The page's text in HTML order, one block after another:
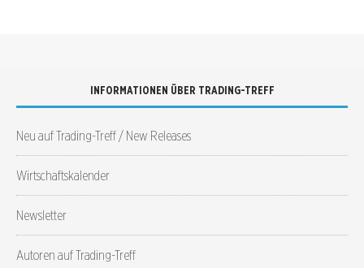
INFORMATIONEN ÜBER TRADING-TREFF
Neu auf Trading-Treff / New Releases
Wirtschaftskalender
Newsletter
Autoren auf Trading-Treff